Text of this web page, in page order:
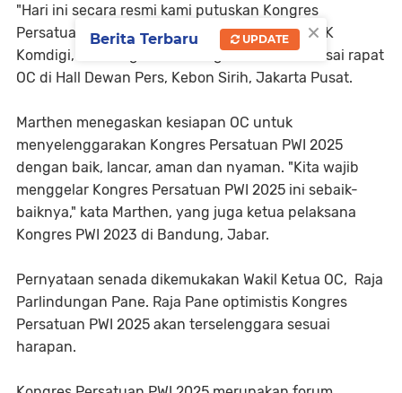
"Hari ini secara resmi kami putuskan Kongres
Persatuan PWI 2025 diselenggarakan di BPPTIK
Komdigi, Cikarang, Bekasi," tegas Marthen seusai rapat
OC di Hall Dewan Pers, Kebon Sirih, Jakarta Pusat.
Marthen menegaskan kesiapan OC untuk
menyelenggarakan Kongres Persatuan PWI 2025
dengan baik, lancar, aman dan nyaman. "Kita wajib
menggelar Kongres Persatuan PWI 2025 ini sebaik-
baiknya," kata Marthen, yang juga ketua pelaksana
Kongres PWI 2023 di Bandung, Jabar.
Pernyataan senada dikemukakan Wakil Ketua OC, Raja
Parlindungan Pane. Raja Pane optimistis Kongres
Persatuan PWI 2025 akan terselenggara sesuai
harapan.
×
Berita Terbaru UPDATE